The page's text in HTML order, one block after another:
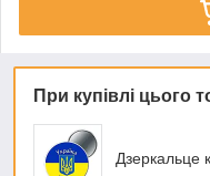
При купівлі цього
Дзеркальце